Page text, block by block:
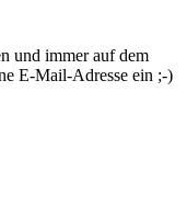
und immer auf dem
E-Mail-Adresse ein ;-)